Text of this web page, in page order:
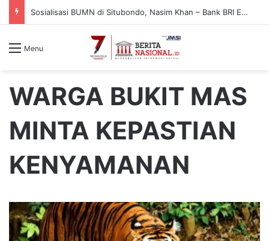
Sosialisasi BUMN di Situbondo, Nasim Khan – Bank BRI Edukasi Warga Cegah Penipuan Digital
Menu
WARGA BUKIT MAS
MINTA KEPASTIAN
KENYAMANAN